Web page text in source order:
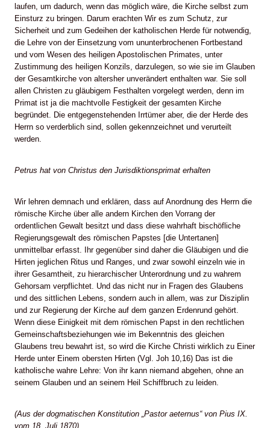
laufen, um dadurch, wenn das möglich wäre, die Kirche selbst zum
Einsturz zu bringen. Darum erachten Wir es zum Schutz, zur
Sicherheit und zum Gedeihen der katholischen Herde für notwendig,
die Lehre von der Einsetzung vom ununterbrochenen Fortbestand
und vom Wesen des heiligen Apostolischen Primates, unter
Zustimmung des heiligen Konzils, darzulegen, so wie sie im Glauben
der Gesamtkirche von altersher unverändert enthalten war. Sie soll
allen Christen zu gläubigem Festhalten vorgelegt werden, denn im
Primat ist ja die machtvolle Festigkeit der gesamten Kirche
begründet. Die entgegenstehenden Irrtümer aber, die der Herde des
Herrn so verderblich sind, sollen gekennzeichnet und verurteilt
werden.
Petrus hat von Christus den Jurisdiktionsprimat erhalten
Wir lehren demnach und erklären, dass auf Anordnung des Herrn die
römische Kirche über alle andern Kirchen den Vorrang der
ordentlichen Gewalt besitzt und dass diese wahrhaft bischöfliche
Regierungsgewalt des römischen Papstes [die Untertanen]
unmittelbar erfasst. Ihr gegenüber sind daher die Gläubigen und die
Hirten jeglichen Ritus und Ranges, und zwar sowohl einzeln wie in
ihrer Gesamtheit, zu hierarchischer Unterordnung und zu wahrem
Gehorsam verpflichtet. Und das nicht nur in Fragen des Glaubens
und des sittlichen Lebens, sondern auch in allem, was zur Disziplin
und zur Regierung der Kirche auf dem ganzen Erdenrund gehört.
Wenn diese Einigkeit mit dem römischen Papst in den rechtlichen
Gemeinschaftsbeziehungen wie im Bekenntnis des gleichen
Glaubens treu bewahrt ist, so wird die Kirche Christi wirklich zu Einer
Herde unter Einem obersten Hirten (Vgl. Joh 10,16) Das ist die
katholische wahre Lehre: Von ihr kann niemand abgehen, ohne an
seinem Glauben und an seinem Heil Schiffbruch zu leiden.
(Aus der dogmatischen Konstitution „Pastor aeternus“ von Pius IX.
vom 18. Juli 1870)